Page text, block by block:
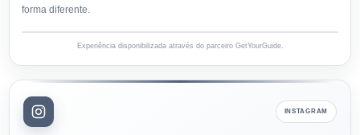
forma diferente.
Experiência disponibilizada através do parceiro GetYourGuide.
INSTAGRAM